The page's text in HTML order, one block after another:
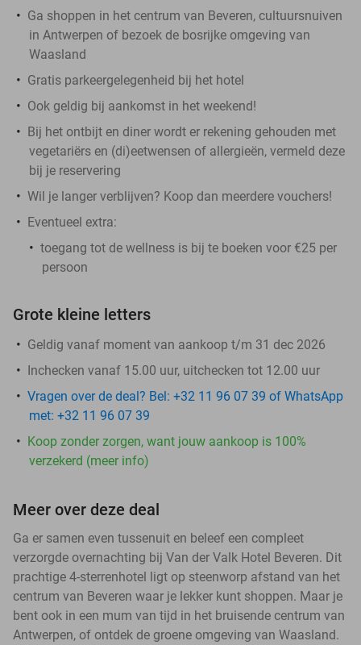
Ga shoppen in het centrum van Beveren, cultuursnuiven
in Antwerpen of bezoek de bosrijke omgeving van
Waasland
Gratis parkeergelegenheid bij het hotel
Ook geldig bij aankomst in het weekend!
Bij het ontbijt en diner wordt er rekening gehouden met
vegetariërs en (di)eetwensen of allergieën, vermeld deze
bij je reservering
Wil je langer verblijven? Koop dan meerdere vouchers!
Eventueel extra:
toegang tot de wellness is bij te boeken voor €25 per
persoon
Grote kleine letters
Geldig vanaf moment van aankoop t/m 31 dec 2026
Inchecken vanaf 15.00 uur, uitchecken tot 12.00 uur
Vragen over de deal? Bel: +32 11 96 07 39 of WhatsApp
met: +32 11 96 07 39
Koop zonder zorgen, want jouw aankoop is 100%
verzekerd (meer info)
Meer over deze deal
Ga er samen even tussenuit en beleef een compleet
verzorgde overnachting bij Van der Valk Hotel Beveren. Dit
prachtige 4-sterrenhotel ligt op steenworp afstand van het
centrum van Beveren waar je lekker kunt shoppen. Maar je
bent ook in een mum van tijd in het bruisende centrum van
Antwerpen, of ontdek de groene omgeving van Waasland.